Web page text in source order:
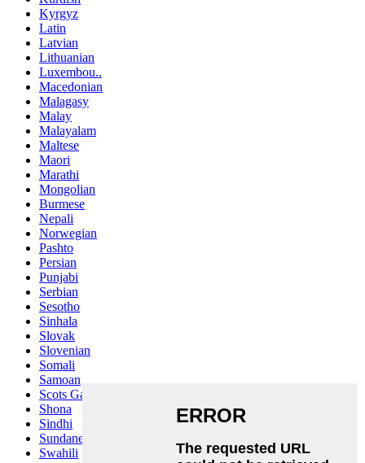
Kyrgyz
Latin
Latvian
Lithuanian
Luxembou..
Macedonian
Malagasy
Malay
Malayalam
Maltese
Maori
Marathi
Mongolian
Burmese
Nepali
Norwegian
Pashto
Persian
Punjabi
Serbian
Sesotho
Sinhala
Slovak
Slovenian
Somali
Samoan
Scots Gaelic
Shona
Sindhi
Sundanese
Swahili